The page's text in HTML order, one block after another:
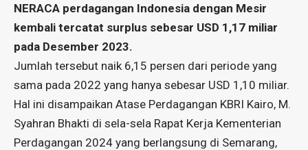
NERACA perdagangan Indonesia dengan Mesir
kembali tercatat surplus sebesar USD 1,17 miliar
pada Desember 2023.
Jumlah tersebut naik 6,15 persen dari periode yang
sama pada 2022 yang hanya sebesar USD 1,10 miliar.
Hal ini disampaikan Atase Perdagangan KBRI Kairo, M.
Syahran Bhakti di sela-sela Rapat Kerja Kementerian
Perdagangan 2024 yang berlangsung di Semarang,